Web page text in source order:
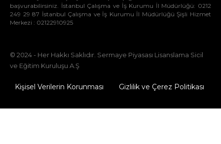
başvurabilirsiniz. İstanbul Çalışma ve İş Kurumu İl Müdürlüğü: 0212
249 29 87 İstanbul Çalışma ve İş Kurumu İl Müdürlüğü Şişli Hizmet
Merkezi : 02122910925
© 2024 - Her Hakkı Saklıdır. Sermaye Piyasası Lisanslama Sicil
ve Eğitim Kuruluşu A.Ş
Kişisel Verilerin Korunması Gizlilik ve Çerez Politikası